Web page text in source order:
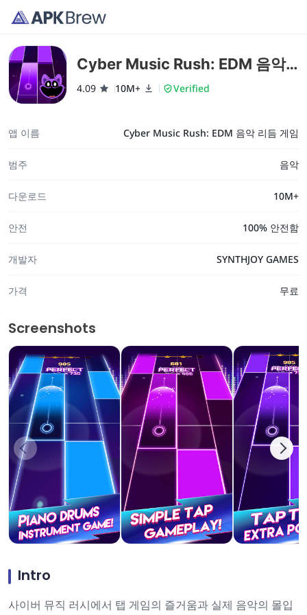
Cyber Music Rush: EDM 음악
리듬 게임
4.09 10M+ Verified
앱 이름 Cyber Music Rush: EDM 음악 리듬 게임
범주 음악
다운로드 10M+
안전 100% 안전함
개발자 SYNTHJOY GAMES
가격 무료
Screenshots
Intro
사이버 뮤직 러시에서 탭 게임의 즐거움과 실제 음악의 몰입